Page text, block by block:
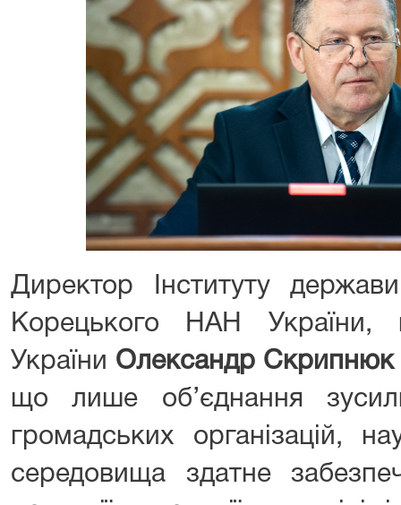
Директор Інституту
Корецького НАН України,
України Олександр Скрипнюк
що лише об’єднання
громадських організацій,
середовища здатне